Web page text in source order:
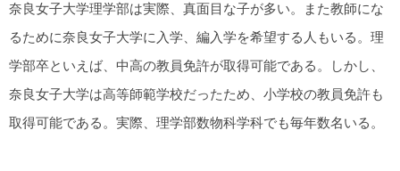
奈良女子大学理学部は実際、真面目な子が多い。また教師にな
るために奈良女子大学に入学、編入学を希望する人もいる。理
学部卒といえば、中高の教員免許が取得可能である。しかし、
奈良女子大学は高等師範学校だったため、小学校の教員免許も
取得可能である。実際、理学部数物科学科でも毎年数名いる。